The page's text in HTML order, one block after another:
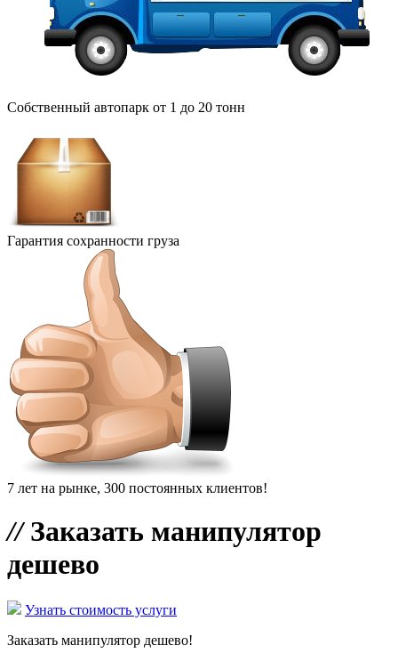
Собственный автопарк от 1 до 20 тонн
Гарантия сохранности груза
7 лет на рынке, 300 постоянных клиентов!
//Заказать манипулятор
дешево
Узнать стоимость услуги
Заказать манипулятор дешево!